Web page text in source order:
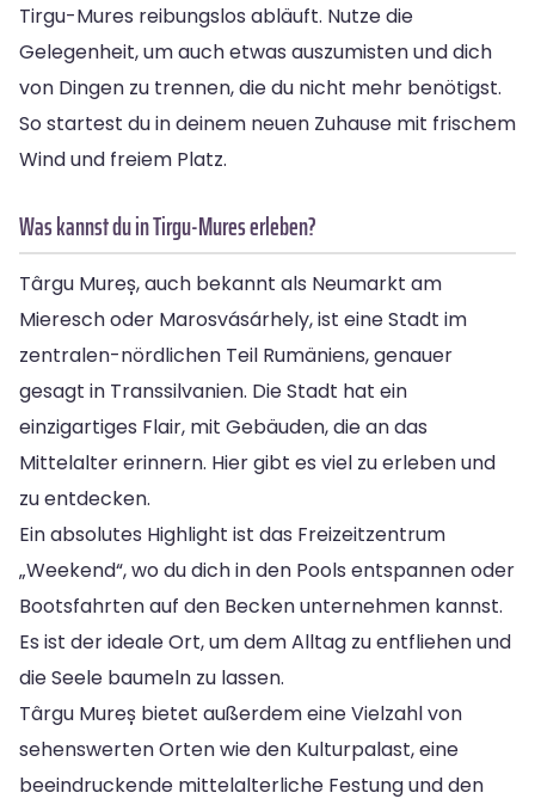
Tirgu-Mures reibungslos abläuft. Nutze die
Gelegenheit, um auch etwas auszumisten und dich
von Dingen zu trennen, die du nicht mehr benötigst.
So startest du in deinem neuen Zuhause mit frischem
Wind und freiem Platz.
Was kannst du in Tirgu-Mures erleben?
Târgu Mureș, auch bekannt als Neumarkt am
Mieresch oder Marosvásárhely, ist eine Stadt im
zentralen-nördlichen Teil Rumäniens, genauer
gesagt in Transsilvanien. Die Stadt hat ein
einzigartiges Flair, mit Gebäuden, die an das
Mittelalter erinnern. Hier gibt es viel zu erleben und
zu entdecken.
Ein absolutes Highlight ist das Freizeitzentrum
„Weekend“, wo du dich in den Pools entspannen oder
Bootsfahrten auf den Becken unternehmen kannst.
Es ist der ideale Ort, um dem Alltag zu entfliehen und
die Seele baumeln zu lassen.
Târgu Mureș bietet außerdem eine Vielzahl von
sehenswerten Orten wie den Kulturpalast, eine
beeindruckende mittelalterliche Festung und den